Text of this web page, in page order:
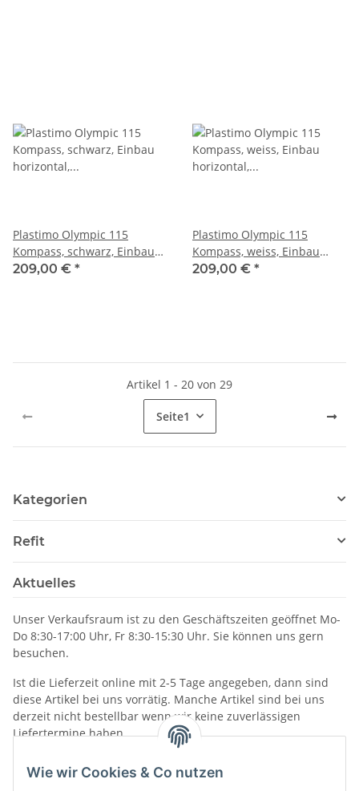
Wie wir Cookies & Co nutzen
Plastimo Olympic 115
Kompass, schwarz, Einbau
horizontal, schwarze flache
209,00 € *
Plastimo Olympic 115
Kompass, weiss, Einbau
horizontal, weisse konische
209,00 € *
Artikel 1 - 20 von 29
Seite1
Kategorien
Refit
Aktuelles
Unser Verkaufsraum ist zu den Geschäftszeiten geöffnet Mo-
Do 8:30-17:00 Uhr, Fr 8:30-15:30 Uhr. Sie können uns gern
besuchen.
Ist die Lieferzeit online mit 2-5 Tage angegeben, dann sind
diese Artikel bei uns vorrätig. Manche Artikel sind bei uns
derzeit nicht bestellbar wenn wir keine zuverlässigen
Liefertermine haben.